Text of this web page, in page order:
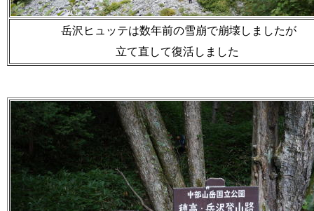
岳沢ヒュッテは数年前の雪崩で崩壊しましたが
立て直して復活しました